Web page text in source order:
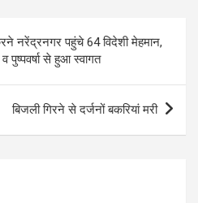
नरेंद्रनगर पहुंचे 64 विदेशी मेहमान,
पुष्पवर्षा से हुआ स्वागत
बिजली गिरने से दर्जनों बकरियां मरी